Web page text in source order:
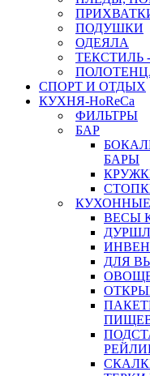
ПОДУШКИ
ОДЕЯЛА
ТЕКСТИЛЬ
СПОРТ И ОТДЫХ
КУХНЯ-HoReCa
ФИЛЬТРЫ
БАР
БАРЫ
ВЕСЫ
ДЛЯ